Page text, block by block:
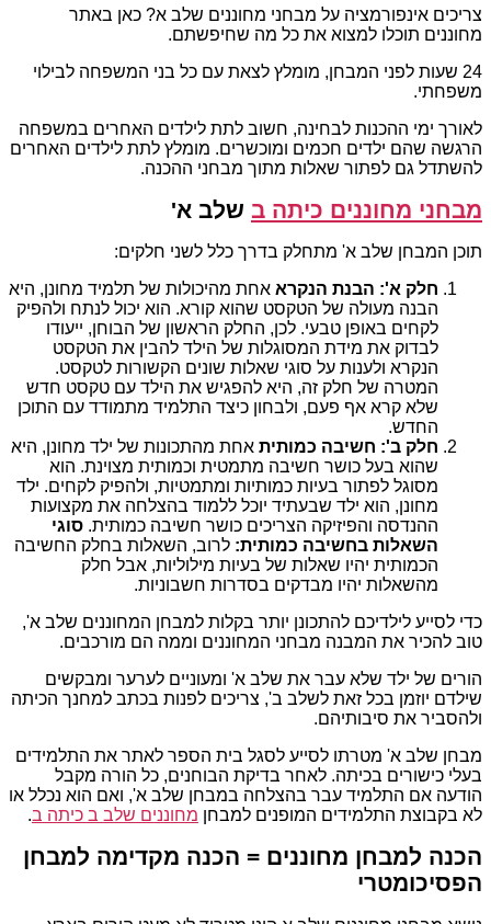
צריכים אינפורמציה על מבחני מחוננים שלב א? כאן באתר
מחוננים תוכלו למצוא את כל מה שחיפשתם.
24 שעות לפני המבחן, מומלץ לצאת עם כל בני המשפחה לבילוי
משפחתי.
לאורך ימי ההכנות לבחינה, חשוב לתת לילדים האחרים במשפחה
הרגשה שהם ילדים חכמים ומוכשרים. מומלץ לתת לילדים האחרים
להשתדל גם לפתור שאלות מתוך מבחני ההכנה.
מבחני מחוננים כיתה ב שלב א'
תוכן המבחן שלב א' מתחלק בדרך כלל לשני חלקים:
חלק א': הבנת הנקרא אחת מהיכולות של תלמיד מחונן, היא
הבנה מעולה של הטקסט שהוא קורא. הוא יכול לנתח ולהפיק
לקחים באופן טבעי. לכן, החלק הראשון של הבוחן, ייעודו
לבדוק את מידת המסוגלות של הילד להבין את הטקסט
הנקרא ולענות על סוגי שאלות שונים הקשורות לטקסט.
המטרה של חלק זה, היא להפגיש את הילד עם טקסט חדש
שלא קרא אף פעם, ולבחון כיצד התלמיד מתמודד עם התוכן
החדש.
חלק ב': חשיבה כמותית אחת מהתכונות של ילד מחונן, היא
שהוא בעל כושר חשיבה מתמטית וכמותית מצוינת. הוא
מסוגל לפתור בעיות כמותיות ומתמטיות, ולהפיק לקחים. ילד
מחונן, הוא ילד שבעתיד יוכל ללמוד בהצלחה את מקצועות
ההנדסה והפיזיקה הצריכים כושר חשיבה כמותית. סוגי
השאלות בחשיבה כמותית: לרוב, השאלות בחלק החשיבה
הכמותית יהיו שאלות של בעיות מילוליות, אבל חלק
מהשאלות יהיו מבדקים בסדרות חשבוניות.
כדי לסייע לילדיכם להתכונן יותר בקלות למבחן המחוננים שלב א',
טוב להכיר את המבנה מבחני המחוננים וממה הם מורכבים.
הורים של ילד שלא עבר את שלב א' ומעוניים לערער ומבקשים
שילדם יוזמן בכל זאת לשלב ב', צריכים לפנות בכתב למחנך הכיתה
ולהסביר את סיבותיהם.
מבחן שלב א' מטרתו לסייע לסגל בית הספר לאתר את התלמידים
בעלי כישורים בכיתה. לאחר בדיקת הבוחנים, כל הורה מקבל
הודעה אם התלמיד עבר בהצלחה במבחן שלב א', ואם הוא נכלל או
לא בקבוצת התלמידים המופנים למבחן מחוננים שלב ב כיתה ב.
הכנה למבחן מחוננים = הכנה מקדימה למבחן
הפסיכומטרי